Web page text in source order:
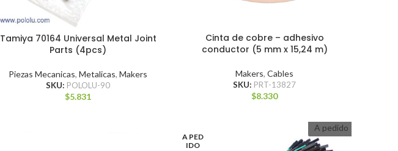
Tamiya 70164 Universal Metal Joint
Parts (4pcs)
Piezas Mecanicas,Metalicas,Makers
SKU: POLOLU-90
$5.831
Cinta de cobre – adhesivo
conductor (5 mm x 15,24 m)
Makers,Cables
SKU: PRT-13827
$8.330
A PED
IDO
A pedido